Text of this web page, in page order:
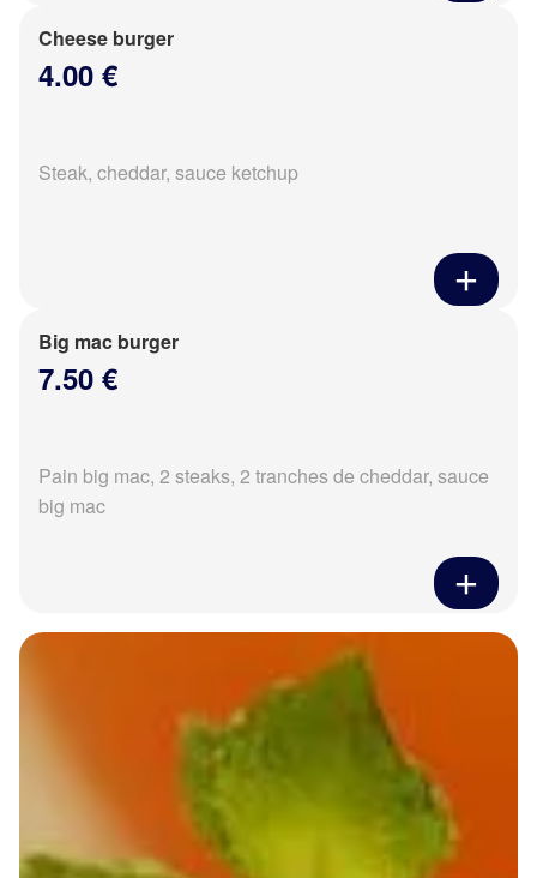
Cheese burger
4.00 €
Steak, cheddar, sauce ketchup
Big mac burger
7.50 €
Pain big mac, 2 steaks, 2 tranches de cheddar, sauce
big mac